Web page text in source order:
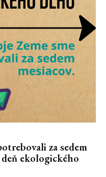
za sedem
deň ekologického